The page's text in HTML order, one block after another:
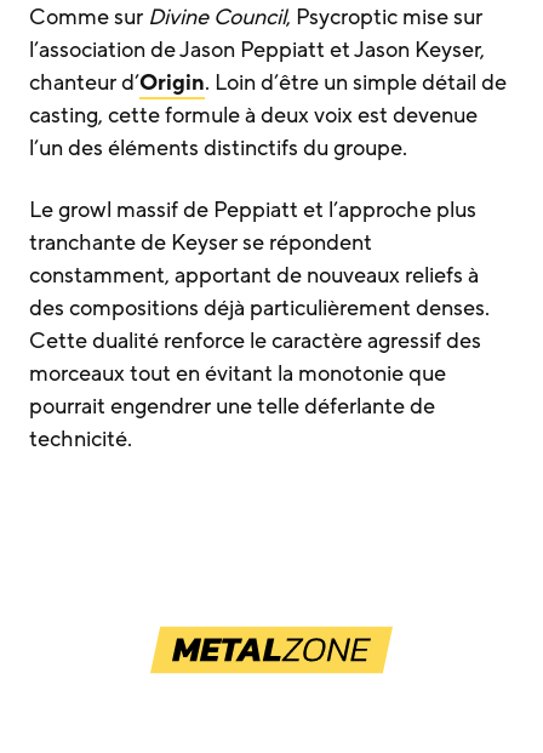
Comme sur Divine Council, Psycroptic mise sur
l’association de Jason Peppiatt et Jason Keyser,
chanteur d’Origin. Loin d’être un simple détail de
casting, cette formule à deux voix est devenue
l’un des éléments distinctifs du groupe.
Le growl massif de Peppiatt et l’approche plus
tranchante de Keyser se répondent
constamment, apportant de nouveaux reliefs à
des compositions déjà particulièrement denses.
Cette dualité renforce le caractère agressif des
morceaux tout en évitant la monotonie que
pourrait engendrer une telle déferlante de
technicité.